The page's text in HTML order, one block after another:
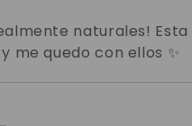
naturales! Esta
me quedo con ellos ✨